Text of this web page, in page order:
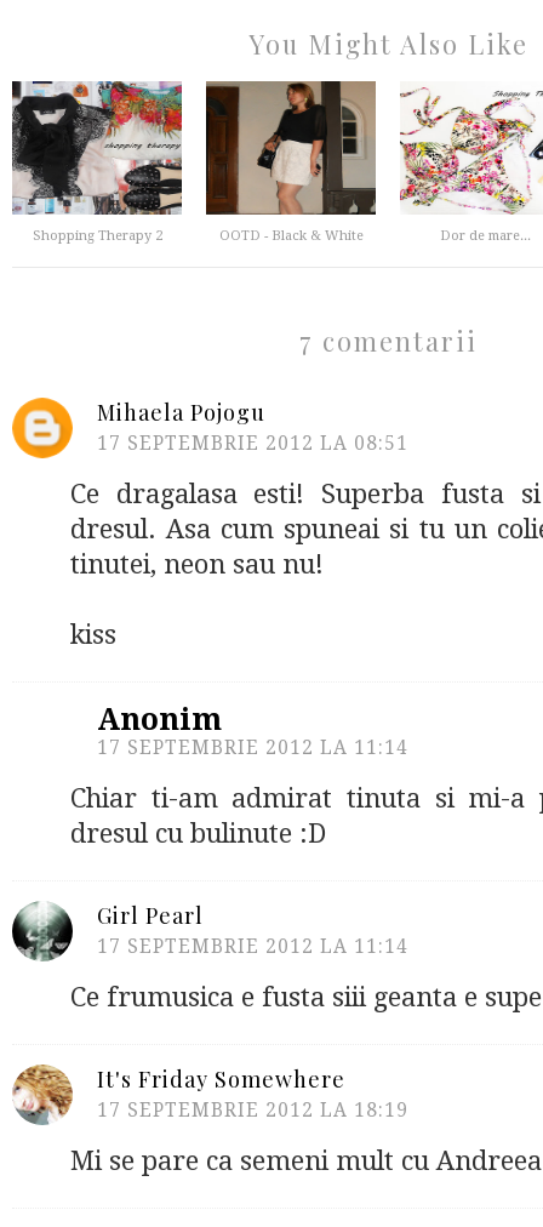
You Might Also Like
Shopping Therapy 2 OOTD - Black & White Dor de mare...
7 comentarii
Mihaela Pojogu
17 SEPTEMBRIE 2012 LA 08:51
Ce dragalasa esti! Superba fusta
dresul. Asa cum spuneai si tu un
tinutei, neon sau nu!
kiss
Anonim
17 SEPTEMBRIE 2012 LA 11:14
Chiar ti-am admirat tinuta si mi-a
dresul cu bulinute :D
Girl Pearl
17 SEPTEMBRIE 2012 LA 11:14
Ce frumusica e fusta siii geanta e
It's Friday Somewhere
17 SEPTEMBRIE 2012 LA 18:19
Mi se pare ca semeni mult cu Andreea